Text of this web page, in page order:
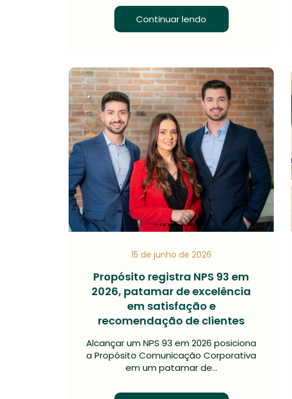
Continuar lendo
15 de junho de 2026
Propósito registra NPS 93 em
2026, patamar de excelência
em satisfação e
recomendação de clientes
Alcançar um NPS 93 em 2026 posiciona
a Propósito Comunicação Corporativa
em um patamar de…